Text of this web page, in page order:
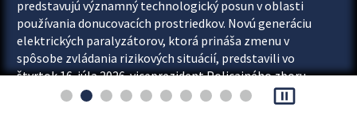
predstavujú významný technologický posun v oblasti
používania donucovacích prostriedkov. Novú generáciu
elektrických paralyzátorov, ktorá prináša zmenu v
spôsobe zvládania rizikových situácií, predstavili vo
štvrtok 16. júla 2026 viceprezident Policajného zboru
Rastislav Polakovič a riaditeľ odboru výcviku...
pause_presentation